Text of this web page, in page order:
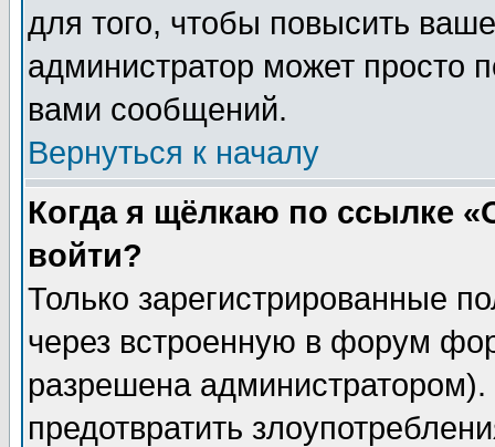
для того, чтобы повысить
администратор может просто
вами сообщений.
Вернуться к началу
Когда я щёлкаю по ссылке
войти?
Только зарегистрированные
через встроенную в форум
разрешена
предотвратить